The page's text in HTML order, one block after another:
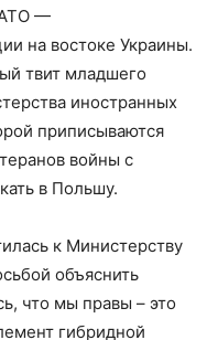
АТО —
на востоке Украины.
твит младшего
иностранных
приписываются
войны с
в Польшу.
к Министерству
объяснить
что мы правы – это
гибридной